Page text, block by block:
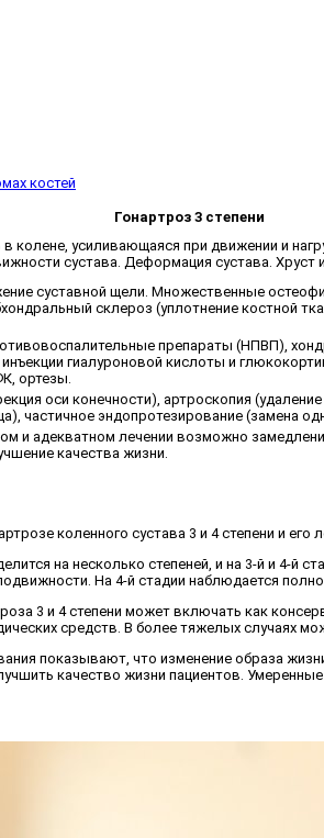
костей
Гонартроз 3 степени
колене, усиливающаяся при движении и
сустава. Деформация сустава. Хруст
суставной щели. Множественные
склероз (уплотнение костной
препараты (НПВП),
гиалуроновой кислоты и
ортезы.
оси конечности), артроскопия
частичное эндопротезирование (замена
и адекватном лечении возможно
качества жизни.
коленного сустава 3 и 4 степени и его
на несколько степеней, и на 3-й и 4-й
На 4-й стадии наблюдается
3 и 4 степени может включать как
средств. В более тяжелых случаях
показывают, что изменение образа
качество жизни пациентов.